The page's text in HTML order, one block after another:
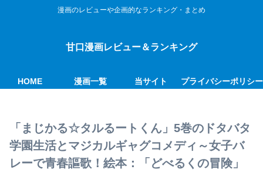
漫画のレビューや企画的なランキング・まとめ
甘口漫画レビュー＆ランキング
HOME 漫画一覧 当サイト プライバシーポリシー
「まじかる☆タルるートくん」5巻のドタバタ
学園生活とマジカルギャグコメディ～女子バ
レーで青春謳歌！絵本：「どべるくの冒険」